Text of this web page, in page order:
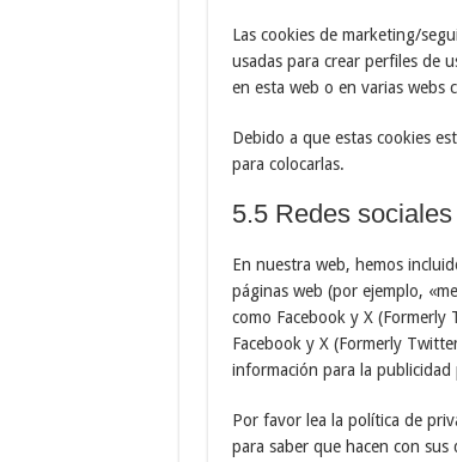
Las cookies de marketing/
usadas para crear perfiles de
en esta web o en varias webs
Debido a que estas cookies
para colocarlas.
5.5 Redes sociales
En nuestra web, hemos
páginas web (por ejemplo,
como Facebook y X
Facebook y X (Formerly
información para la publicidad
Por favor lea la política de
para saber que hacen con